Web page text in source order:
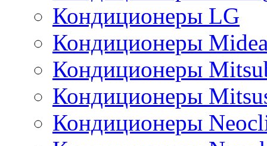
Кондиционеры LG
Кондиционеры
Кондиционеры
Кондиционеры
Кондиционеры